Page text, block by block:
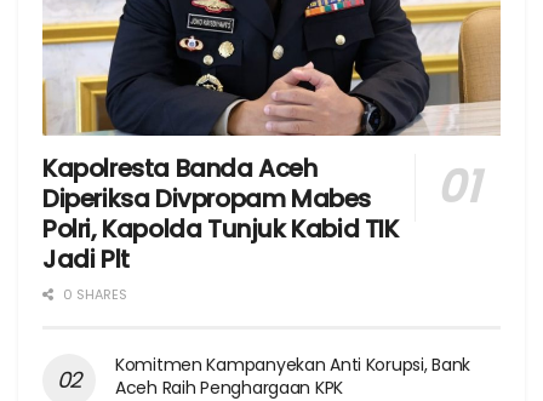
Kapolresta Banda Aceh
Diperiksa Divpropam Mabes
Polri, Kapolda Tunjuk Kabid TIK
Jadi Plt
0 SHARES
Komitmen Kampanyekan Anti Korupsi, Bank
Aceh Raih Penghargaan KPK